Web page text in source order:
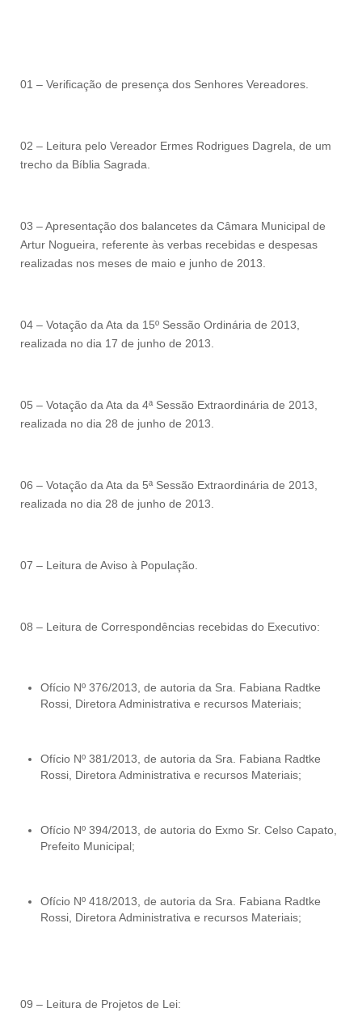
01 – Verificação de presença dos Senhores Vereadores.
02 – Leitura pelo Vereador Ermes Rodrigues Dagrela, de um
trecho da Bíblia Sagrada.
03 – Apresentação dos balancetes da Câmara Municipal de
Artur Nogueira, referente às verbas recebidas e despesas
realizadas nos meses de maio e junho de 2013.
04 – Votação da Ata da 15º Sessão Ordinária de 2013,
realizada no dia 17 de junho de 2013.
05 – Votação da Ata da 4ª Sessão Extraordinária de 2013,
realizada no dia 28 de junho de 2013.
06 – Votação da Ata da 5ª Sessão Extraordinária de 2013,
realizada no dia 28 de junho de 2013.
07 – Leitura de Aviso à População.
08 – Leitura de Correspondências recebidas do Executivo:
Ofício Nº 376/2013, de autoria da Sra. Fabiana Radtke
Rossi, Diretora Administrativa e recursos Materiais;
Ofício Nº 381/2013, de autoria da Sra. Fabiana Radtke
Rossi, Diretora Administrativa e recursos Materiais;
Ofício Nº 394/2013, de autoria do Exmo Sr. Celso Capato,
Prefeito Municipal;
Ofício Nº 418/2013, de autoria da Sra. Fabiana Radtke
Rossi, Diretora Administrativa e recursos Materiais;
09 – Leitura de Projetos de Lei: